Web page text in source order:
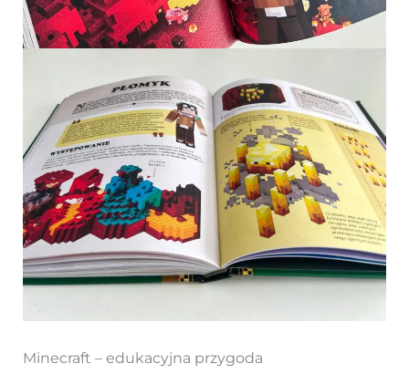
Minecraft – edukacyjna przygoda